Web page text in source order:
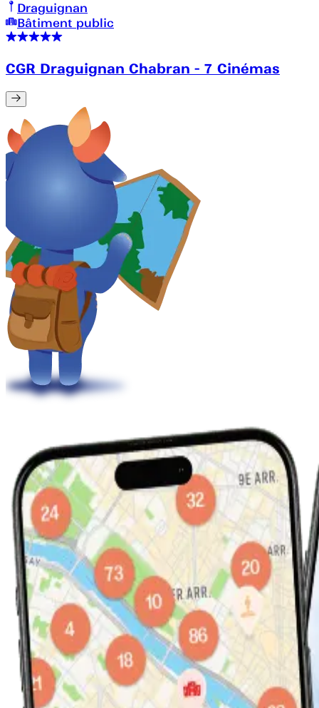
Draguignan
Bâtiment public
CGR Draguignan Chabran - 7 Cinémas